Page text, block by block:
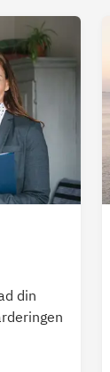
din